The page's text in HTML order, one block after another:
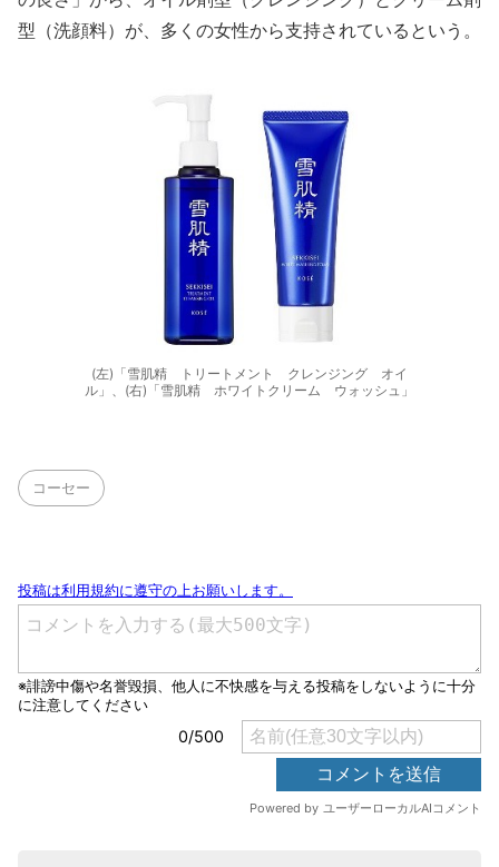
型（洗顔料）が、多くの女性から支持されているという。
(左)「雪肌精 トリートメント クレンジング オイ
ル」、(右)「雪肌精 ホワイトクリーム ウォッシュ」
コーセー